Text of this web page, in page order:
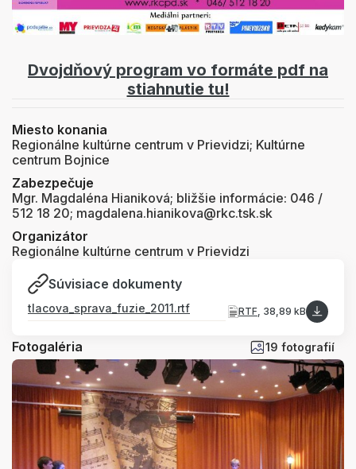
Dvojdňový program vo formáte pdf na
stiahnutie tu!
Miesto konania
Regionálne kultúrne centrum v Prievidzi; Kultúrne
centrum Bojnice
Zabezpečuje
Mgr. Magdaléna Hianiková; bližšie informácie: 046 /
512 18 20; magdalena.hianikova@rkc.tsk.sk
Organizátor
Regionálne kultúrne centrum v Prievidzi
Súvisiace dokumenty
tlacova_sprava_fuzie_2011.rtf RTF , 38,89 kB
Fotogaléria 19 fotografií